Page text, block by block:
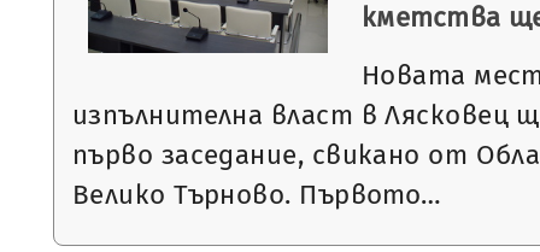
кметства
Новата
изпълнителна власт в Лясковец
първо заседание, свикано от
Велико Търново. Първото…